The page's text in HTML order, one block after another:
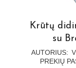
Krūtų
su
2020-
AUTORIUS:
PREKIŲ